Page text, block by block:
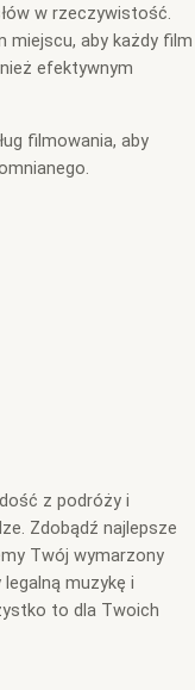
w rzeczywistość.
miejscu, aby każdy film
efektywnym
filmowania, aby
z podróży i
Zdobądź najlepsze
Twój wymarzony
muzykę i
to dla Twoich